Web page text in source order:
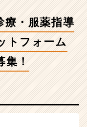
療・服薬指導
トフォーム
！